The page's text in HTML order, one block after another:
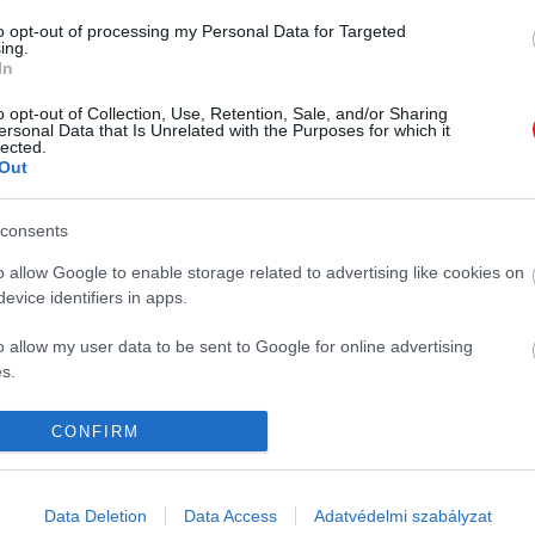
opt-out of processing my Personal Data for Targeted
opt-out of Collection, Use, Retention, Sale, and/or Sharing
Data that Is Unrelated with the Purposes for which it
allow Google to enable storage related to advertising like cookies on
identifiers in apps.
allow my user data to be sent to Google for online advertising
identifiers in apps.
CONFIRM
Data Deletion Data Access Adatvédelmi szabályzat
válthatnak egyik webes keresőről a
átrendeződések figyelhetők meg a
böngésző, de a…
HG MEDIA